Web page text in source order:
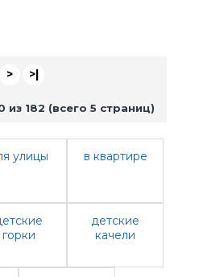
> >|
из 182 (всего 5 страниц)
улицы в квартире
горки
детские
качели